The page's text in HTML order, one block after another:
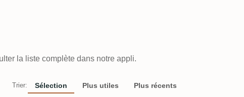
la liste complète dans notre appli.
Trier: Sélection Plus utiles Plus récents